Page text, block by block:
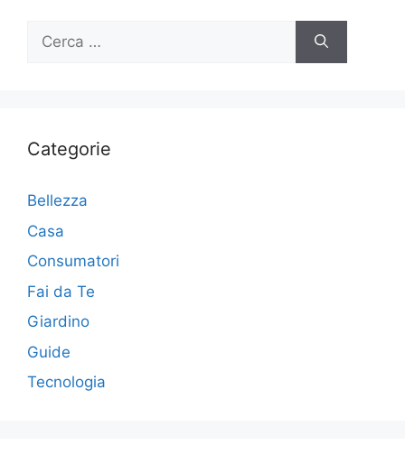
Ricerca
Categorie
Bellezza
Casa
Consumatori
Fai da Te
Giardino
Guide
Tecnologia